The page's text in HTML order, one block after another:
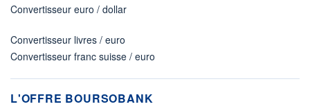
Convertisseur euro / dollar
Convertisseur livres / euro
Convertisseur franc suisse / euro
L'OFFRE BOURSOBANK